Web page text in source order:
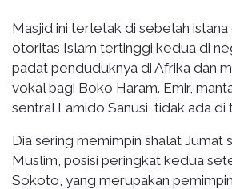
Masjid ini terletak di sebelah istana
otoritas Islam tertinggi kedua di
padat penduduknya di Afrika dan
vokal bagi Boko Haram. Emir,
sentral Lamido Sanusi, tidak ada di
Dia sering memimpin shalat Jumat
Muslim, posisi peringkat kedua
Sokoto, yang merupakan